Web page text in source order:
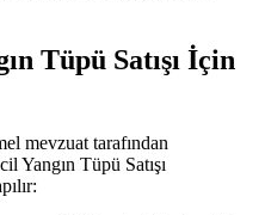
Tüpü Satışı İçin
mevzuat tarafından
Yangın Tüpü Satışı